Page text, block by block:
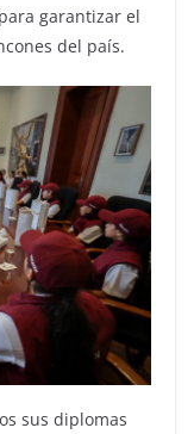
garantizar el
del país.
sus diplomas